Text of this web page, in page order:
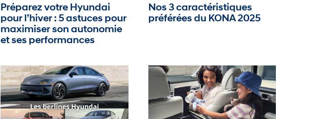
Préparez votre Hyundai
pour l’hiver : 5 astuces pour
maximiser son autonomie
et ses performances
Nos 3 caractéristiques
préférées du KONA 2025